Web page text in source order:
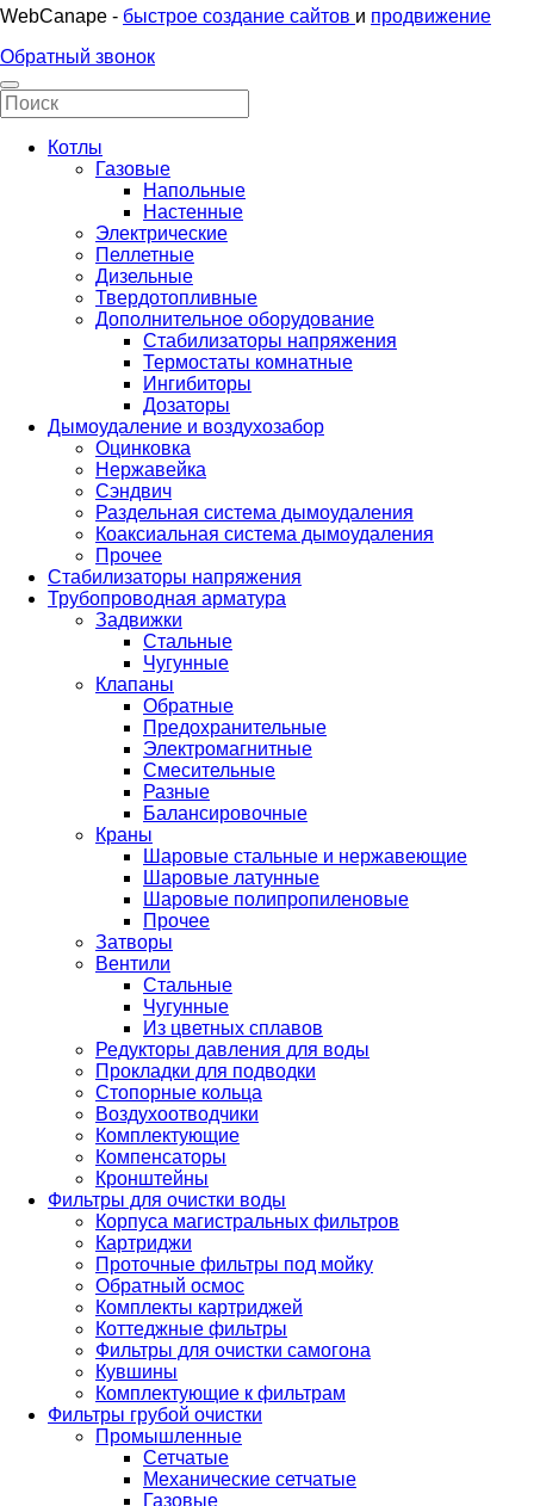
WebCanape - быстрое создание сайтов и продвижение
Обратный звонок
Котлы
Газовые
Напольные
Настенные
Электрические
Пеллетные
Дизельные
Твердотопливные
Дополнительное оборудование
Стабилизаторы напряжения
Термостаты комнатные
Ингибиторы
Дозаторы
Дымоудаление и воздухозабор
Оцинковка
Нержавейка
Сэндвич
Раздельная система дымоудаления
Коаксиальная система дымоудаления
Прочее
Стабилизаторы напряжения
Трубопроводная арматура
Задвижки
Стальные
Чугунные
Клапаны
Обратные
Предохранительные
Электромагнитные
Смесительные
Разные
Балансировочные
Краны
Шаровые стальные и нержавеющие
Шаровые латунные
Шаровые полипропиленовые
Прочее
Затворы
Вентили
Стальные
Чугунные
Из цветных сплавов
Редукторы давления для воды
Прокладки для подводки
Стопорные кольца
Воздухоотводчики
Комплектующие
Компенсаторы
Кронштейны
Фильтры для очистки воды
Корпуса магистральных фильтров
Картриджи
Проточные фильтры под мойку
Обратный осмос
Комплекты картриджей
Коттеджные фильтры
Фильтры для очистки самогона
Кувшины
Комплектующие к фильтрам
Фильтры грубой очистки
Промышленные
Сетчатые
Механические сетчатые
Газовые